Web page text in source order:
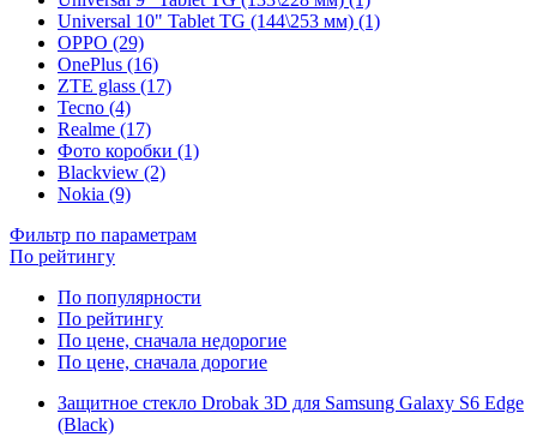
Universal 10" Tablet TG (144\253 мм) (1)
OPPO (29)
OnePlus (16)
ZTE glass (17)
Tecno (4)
Realme (17)
Фото коробки (1)
Blackview (2)
Nokia (9)
Фильтр по параметрам
По рейтингу
По популярности
По рейтингу
По цене, сначала недорогие
По цене, сначала дорогие
Защитное стекло Drobak 3D для Samsung Galaxy S6 Edge
(Black)